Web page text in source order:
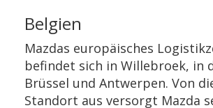
Belgien
Mazdas europäisches
befindet sich in Willebroek, in
Brüssel und Antwerpen. Von
Standort aus versorgt Mazda